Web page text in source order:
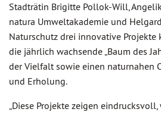
Stadträtin Brigitte Pollok-Will,
natura Umweltakademie und
Naturschutz drei innovative
die jährlich wachsende „Baum des
der Vielfalt sowie einen naturnahen
und Erholung.
„Diese Projekte zeigen